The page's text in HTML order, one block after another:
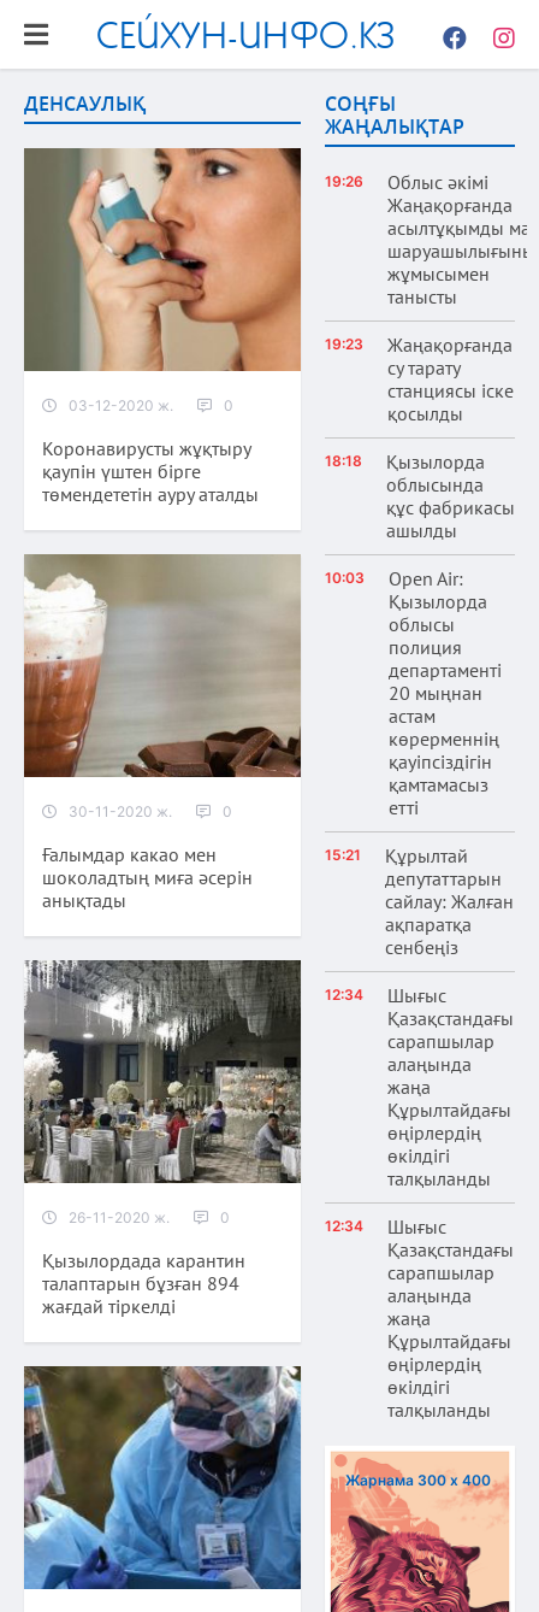
СЕЙХУН-ИНФО.КЗ
Facebook
ДЕНСАУЛЫҚ
03-12-2020 ж. 0
Коронавирусты жұқтыру
қаупін үштен бірге
төмендететін ауру аталды
30-11-2020 ж. 0
Ғалымдар какао мен
шоколадтың миға әсерін
анықтады
26-11-2020 ж. 0
Қызылордада карантин
талаптарын бұзған 894
жағдай тіркелді
СОҢҒЫ
ЖАҢАЛЫҚТАР
19:26
Облыс әкімі
Жаңақорғанда
асылтұқымды мал
жұмысымен
танысты
19:23
Жаңақорғанда
су тарату
станциясы іске
қосылды
18:18
Қызылорда
облысында
құс фабрикасы
ашылды
10:03
Open Air:
Қызылорда
облысы
полиция
департаменті
20 мыңнан
астам
көрерменнің
қауіпсіздігін
қамтамасыз
етті
15:21
Құрылтай
депутаттарын
сайлау: Жалған
ақпаратқа
сенбеңіз
12:34
Шығыс
Қазақстандағы
сарапшылар
алаңында
жаңа
Құрылтайдағы
өңірлердің
өкілдігі
талқыланды
12:34
Шығыс
Қазақстандағы
сарапшылар
алаңында
жаңа
Құрылтайдағы
өңірлердің
өкілдігі
талқыланды
Жарнама 300 х 400